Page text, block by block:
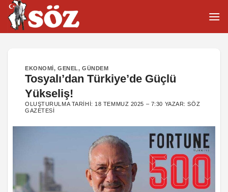
İçeriğe
atla
EKONOMI,GENEL, GÜNDEM
Tosyalı’dan Türkiye’de Güçlü
Yükseliş!
OLUŞTURULMA TARIHI: 18 TEMMUZ 2025 – 7:30 YAZAR:SÖZ
GAZETESI